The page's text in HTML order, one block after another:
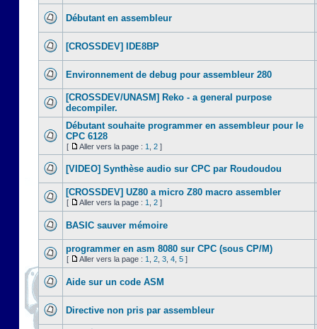
Débutant en assembleur
[CROSSDEV] IDE8BP
Environnement de debug pour assembleur 280
[CROSSDEV/UNASM] Reko - a general purpose
decompiler.
Débutant souhaite programmer en assembleur pour le
CPC 6128
[ Aller vers la page : 1 2 ]
[VIDEO] Synthèse audio sur CPC par Roudoudou
[CROSSDEV] UZ80 a micro Z80 macro assembler
[ Aller vers la page : 1 2 ]
BASIC sauver mémoire
programmer en asm 8080 sur CPC (sous CP/M)
[ Aller vers la page : 1 2 3 4 5 ]
Aide sur un code ASM
Directive non pris par assembleur